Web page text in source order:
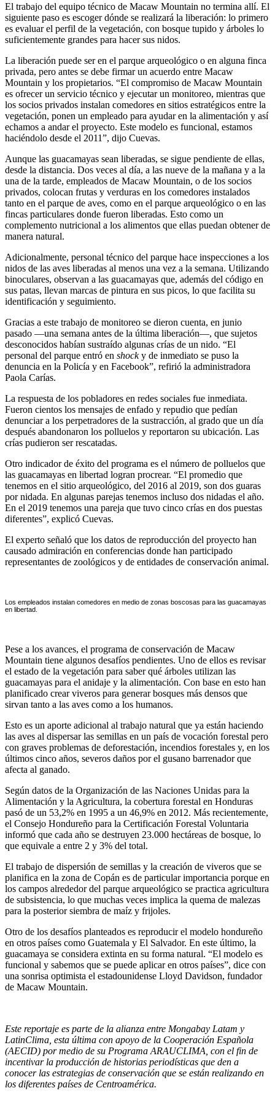
El trabajo del equipo técnico de Macaw Mountain no termina allí. El
siguiente paso es escoger dónde se realizará la liberación: lo primero
es evaluar el perfil de la vegetación, con bosque tupido y árboles lo
suficientemente grandes para hacer sus nidos.
La liberación puede ser en el parque arqueológico o en alguna finca
privada, pero antes se debe firmar un acuerdo entre Macaw
Mountain y los propietarios. “El compromiso de Macaw Mountain
es ofrecer un servicio técnico y ejecutar un monitoreo, mientras que
los socios privados instalan comedores en sitios estratégicos entre la
vegetación, ponen un empleado para ayudar en la alimentación y así
echamos a andar el proyecto. Este modelo es funcional, estamos
haciéndolo desde el 2011”, dijo Cuevas.
Aunque las guacamayas sean liberadas, se sigue pendiente de ellas,
desde la distancia. Dos veces al día, a las nueve de la mañana y a la
una de la tarde, empleados de Macaw Mountain, o de los socios
privados, colocan frutas y verduras en los comedores instalados
tanto en el parque de aves, como en el parque arqueológico o en las
fincas particulares donde fueron liberadas. Esto como un
complemento nutricional a los alimentos que ellas puedan obtener de
manera natural.
Adicionalmente, personal técnico del parque hace inspecciones a los
nidos de las aves liberadas al menos una vez a la semana. Utilizando
binoculares, observan a las guacamayas que, además del código en
sus patas, llevan marcas de pintura en sus picos, lo que facilita su
identificación y seguimiento.
Gracias a este trabajo de monitoreo se dieron cuenta, en junio
pasado —una semana antes de la última liberación—, que sujetos
desconocidos habían sustraído algunas crías de un nido. “El
personal del parque entró en shocky de inmediato se puso la
denuncia en la Policía y en Facebook”, refirió la administradora
Paola Carías.
La respuesta de los pobladores en redes sociales fue inmediata.
Fueron cientos los mensajes de enfado y repudio que pedían
denunciar a los perpetradores de la sustracción, al grado que un día
después abandonaron los polluelos y reportaron su ubicación. Las
crías pudieron ser rescatadas.
Otro indicador de éxito del programa es el número de polluelos que
las guacamayas en libertad logran procrear. “El promedio que
tenemos en el sitio arqueológico, del 2016 al 2019, son dos guaras
por nidada. En algunas parejas tenemos incluso dos nidadas el año.
En el 2019 tenemos una pareja que tuvo cinco crías en dos puestas
diferentes”, explicó Cuevas.
El experto señaló que los datos de reproducción del proyecto han
causado admiración en conferencias donde han participado
representantes de zoológicos y de entidades de conservación animal.
Los empleados instalan comedores en medio de zonas boscosas para las guacamayas
en libertad.
Pese a los avances, el programa de conservación de Macaw
Mountain tiene algunos desafíos pendientes. Uno de ellos es revisar
el estado de la vegetación para saber qué árboles utilizan las
guacamayas para el anidaje y la alimentación. Con base en esto han
planificado crear viveros para generar bosques más densos que
sirvan tanto a las aves como a los humanos.
Esto es un aporte adicional al trabajo natural que ya están haciendo
las aves al dispersar las semillas en un país de vocación forestal pero
con graves problemas de deforestación, incendios forestales y, en los
últimos cinco años, severos daños por el gusano barrenador que
afecta al ganado.
Según datos de la Organización de las Naciones Unidas para la
Alimentación y la Agricultura, la cobertura forestal en Honduras
pasó de un 53,2% en 1995 a un 46,9% en 2012. Más recientemente,
el Consejo Hondureño para la Certificación Forestal Voluntaria
informó que cada año se destruyen 23.000 hectáreas de bosque, lo
que equivale a entre 2 y 3% del total.
El trabajo de dispersión de semillas y la creación de viveros que se
planifica en la zona de Copán es de particular importancia porque en
los campos alrededor del parque arqueológico se practica agricultura
de subsistencia, lo que muchas veces implica la quema de malezas
para la posterior siembra de maíz y frijoles.
Otro de los desafíos planteados es reproducir el modelo hondureño
en otros países como Guatemala y El Salvador. En este último, la
guacamaya se considera extinta en su forma natural. “El modelo es
funcional y sabemos que se puede aplicar en otros países”, dice con
una sonrisa optimista el estadounidense Lloyd Davidson, fundador
de Macaw Mountain.
Este reportaje es parte de la alianza entre Mongabay Latam y
LatinClima, esta última con apoyo de la Cooperación Española
(AECID) por medio de su Programa ARAUCLIMA, con el fin de
incentivar la producción de historias periodísticas que den a
conocer las estrategias de conservación que se están realizando en
los diferentes países de Centroamérica.